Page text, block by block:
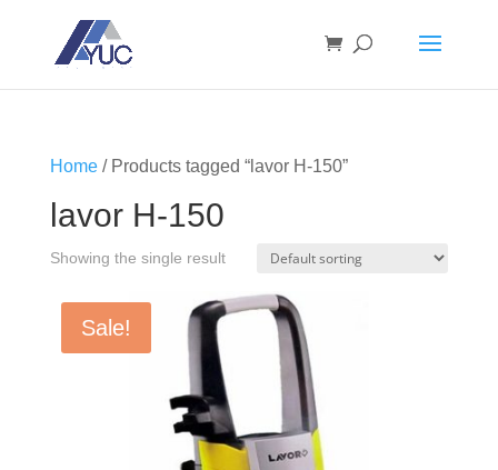
Home/ Products tagged “lavor H-150”
lavor H-150
Showing the single result
Sale!